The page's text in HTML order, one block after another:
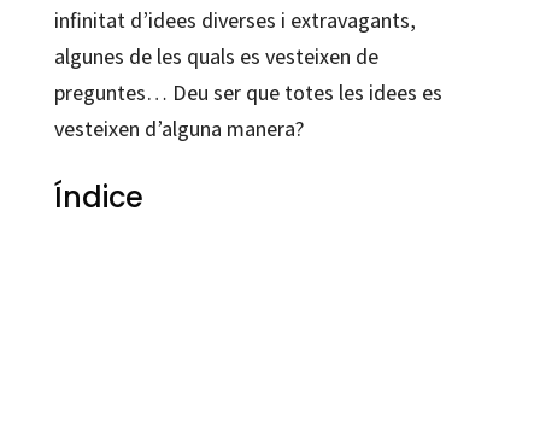
infinitat d’idees diverses i extravagants,
algunes de les quals es vesteixen de
preguntes… Deu ser que totes les idees es
vesteixen d’alguna manera?
Índice